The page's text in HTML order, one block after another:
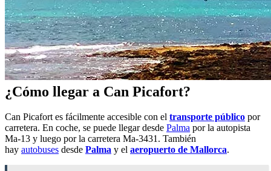
¿Cómo llegar a Can Picafort?
Can Picafort es fácilmente accesible con el transporte público por
carretera. En coche, se puede llegar desde Palma por la autopista
Ma-13 y luego por la carretera Ma-3431. También
hay autobuses desde Palma y el aeropuerto de Mallorca.